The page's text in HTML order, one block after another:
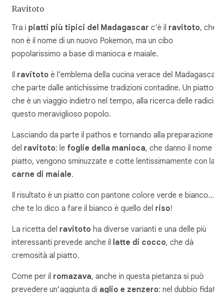
Ravitoto
Tra i piatti più tipici del Madagascar c’è il ravitoto, che
non è il nome di un nuovo Pokemon, ma un cibo
popolarissimo a base di manioca e maiale.
Il ravitoto è l’emblema della cucina verace del
che parte dalle antichissime tradizioni contadine. Un piatto
che è un viaggio indietro nel tempo, alla ricerca delle radici
questo meraviglioso popolo.
Lasciando da parte il pathos e tornando alla preparazione
del ravitoto: le foglie della manioca, che danno il nome
piatto, vengono sminuzzate e cotte lentissimamente con la
carne di maiale.
Il risultato è un piatto con pantone colore verde e bianco…
che te lo dico a fare il bianco è quello del riso!
La ricetta del ravitoto ha diverse varianti e una delle più
interessanti prevede anche il
latte di cocco, che dà
cremosità al piatto.
Come per il romazava, anche in questa pietanza si può
prevedere un’aggiunta di aglio e zenzero: nel dubbio fidati